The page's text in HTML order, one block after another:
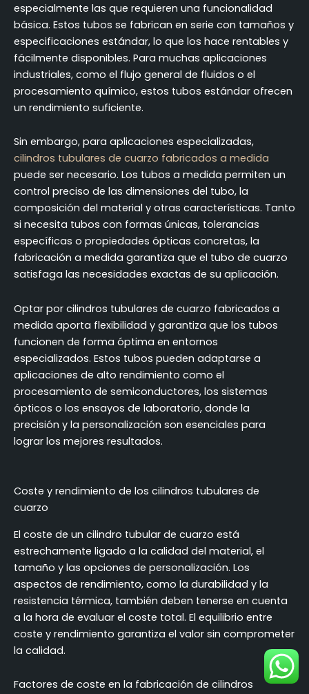
especialmente las que requieren una funcionalidad
básica. Estos tubos se fabrican en serie con tamaños y
especificaciones estándar, lo que los hace rentables y
fácilmente disponibles. Para muchas aplicaciones
industriales, como el flujo general de fluidos o el
procesamiento químico, estos tubos estándar ofrecen
un rendimiento suficiente.
Sin embargo, para aplicaciones especializadas,
cilindros tubulares de cuarzo fabricados a medida
puede ser necesario. Los tubos a medida permiten un
control preciso de las dimensiones del tubo, la
composición del material y otras características. Tanto
si necesita tubos con formas únicas, tolerancias
específicas o propiedades ópticas concretas, la
fabricación a medida garantiza que el tubo de cuarzo
satisfaga las necesidades exactas de su aplicación.
Optar por cilindros tubulares de cuarzo fabricados a
medida aporta flexibilidad y garantiza que los tubos
funcionen de forma óptima en entornos
especializados. Estos tubos pueden adaptarse a
aplicaciones de alto rendimiento como el
procesamiento de semiconductores, los sistemas
ópticos o los ensayos de laboratorio, donde la
precisión y la personalización son esenciales para
lograr los mejores resultados.
Coste y rendimiento de los cilindros tubulares de
cuarzo
El coste de un cilindro tubular de cuarzo está
estrechamente ligado a la calidad del material, el
tamaño y las opciones de personalización. Los
aspectos de rendimiento, como la durabilidad y la
resistencia térmica, también deben tenerse en cuenta
a la hora de evaluar el coste total. El equilibrio entre
coste y rendimiento garantiza el valor sin comprometer
la calidad.
Factores de coste en la fabricación de cilindros